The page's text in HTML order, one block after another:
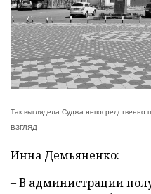
Так выглядела Суджа
ВЗГЛЯД
Инна Демьяненко:
– В администрации